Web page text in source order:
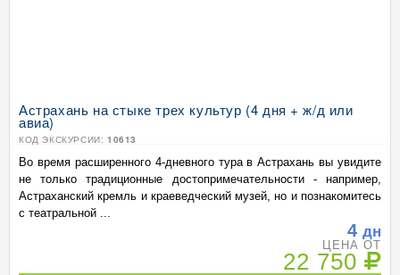
Астрахань на стыке трех культур (4 дня + ж/д или
авиа)
КОД ЭКСКУРСИИ: 10613
Во время расширенного 4-дневного тура в Астрахань вы увидите
не только традиционные достопримечательности - например,
Астраханский кремль и краеведческий музей, но и познакомитесь
с театральной ...
4 дн
ЦЕНА ОТ
22 750